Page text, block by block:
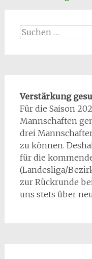
Suchen
nach:
Verstärkung
Für die Saison
Mannschaften
drei
zu können.
für die
(Landesliga/
zur Rückrunde
uns stets über